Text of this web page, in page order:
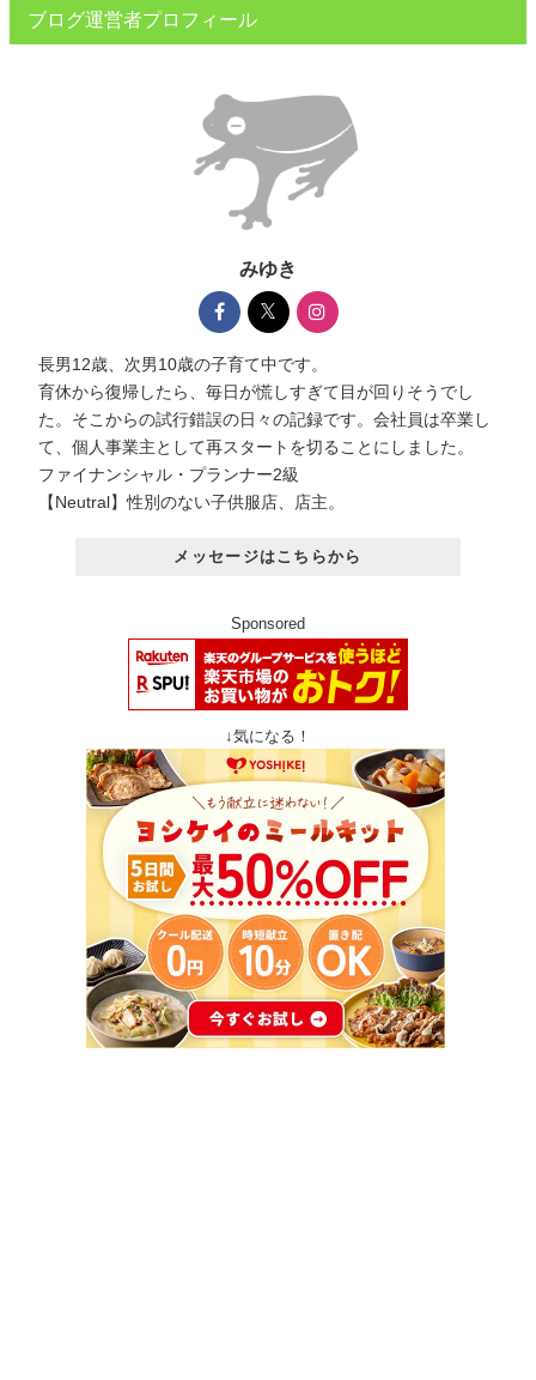
ブログ運営者プロフィール
みゆき
長男12歳、次男10歳の子育て中です。
育休から復帰したら、毎日が慌しすぎて目が回りそうでし
た。そこからの試行錯誤の日々の記録です。会社員は卒業し
て、個人事業主として再スタートを切ることにしました。
ファイナンシャル・プランナー2級
【Neutral】性別のない子供服店、店主。
メッセージはこちらから
Sponsored
↓気になる！